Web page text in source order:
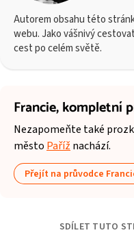
Autorem obsahu této
webu. Jako vášnivý
cest po celém světě.
Francie,kompletní
Nezapomeňte také
město Paříž nachází.
Přejít na průvodce
SDÍLET TUTO